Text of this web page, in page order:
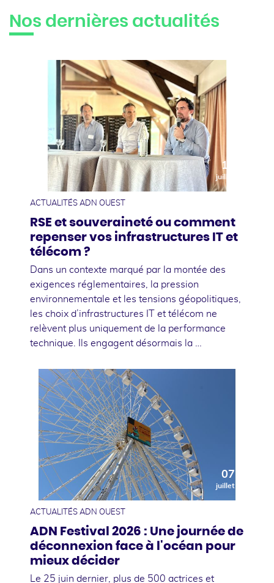
Nos dernières actualités
10
juillet
ACTUALITÉS ADN OUEST
RSE et souveraineté ou comment
repenser vos infrastructures IT et
télécom ?
Dans un contexte marqué par la montée des
exigences réglementaires, la pression
environnementale et les tensions géopolitiques,
les choix d’infrastructures IT et télécom ne
relèvent plus uniquement de la performance
technique. Ils engagent désormais la …
07
juillet
ACTUALITÉS ADN OUEST
ADN Festival 2026 : Une journée de
déconnexion face à l'océan pour
mieux décider
Le 25 juin dernier, plus de 500 actrices et